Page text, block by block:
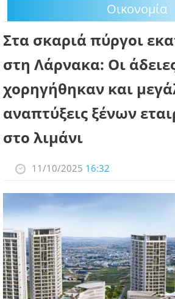
ΠΡΟΣΩΠΑ
ΛΑΡΝΑΚΑ 2030
ΣΥΝΔΕΣΜΟΙ
ΠΕΡΙΣΣΟΤΕΡΑ
Οικονομία
Στα σκαριά πύργοι
στη Λάρνακα: Οι
χορηγήθηκαν και
αναπτύξεις ξένων
στο λιμάνι
11/10/2025 16:32